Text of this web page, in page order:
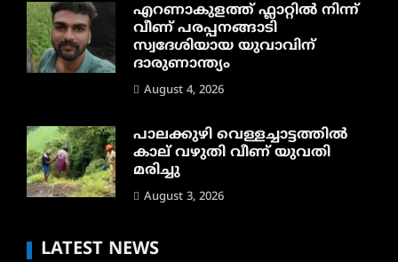
എറണാകുളത്ത് ഫ്ലാറ്റിൽ നിന്ന്
വീണ് പരപ്പനങ്ങാടി
സ്വദേശിയായ യുവാവിന്
ദാരുണാന്ത്യം
August 4, 2026
പാലക്കുഴി വെള്ളച്ചാട്ടത്തില്‍
കാല് വഴുതി വീണ് യുവതി
മരിച്ചു
August 3, 2026
LATEST NEWS